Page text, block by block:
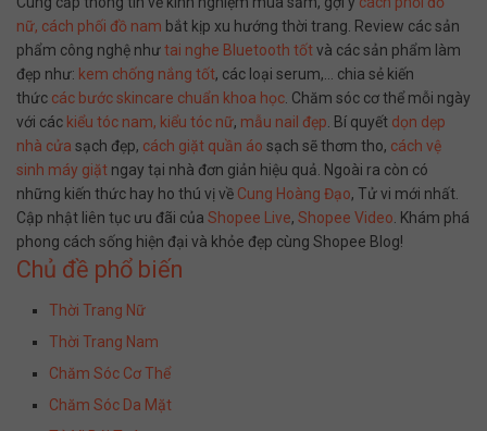
nữ, cách phối đồ nam bắt kịp xu hướng thời trang. Review các sản
phẩm công nghệ nhưtai nghe Bluetooth tốtvà các sản phẩm làm
đẹp như: kem chống nắng tốt, các loại serum,… chia sẻ kiến
thức các bước skincare chuẩn khoa học . Chăm sóc cơ thể mỗi ngày
với các kiểu tóc nam, kiểu tóc nữ, mẫu nail đẹp . Bí quyết dọn dẹp
nhà cửa sạch đẹp, cách giặt quần áo sạch sẽ thơm tho, cách vệ
sinh máy giặt ngay tại nhà đơn giản hiệu quả. Ngoài ra còn có
những kiến thức hay ho thú vị về Cung Hoàng Đạo, Tử vi mới nhất.
Cập nhật liên tục ưu đãi của Shopee Live, Shopee Video . Khám phá
phong cách sống hiện đại và khỏe đẹp cùng Shopee Blog!
Chủ đề phổ biến
Thời Trang Nữ
Thời Trang Nam
Chăm Sóc Cơ Thể
Chăm Sóc Da Mặt